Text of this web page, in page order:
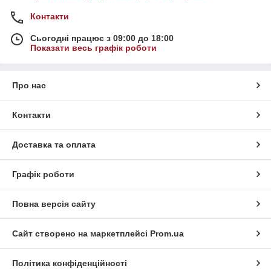
Контакти
Сьогодні працює з 09:00 до 18:00
Показати весь графік роботи
Про нас
Контакти
Доставка та оплата
Графік роботи
Повна версія сайту
Сайт створено на маркетплейсі Prom.ua
Політика конфіденційності